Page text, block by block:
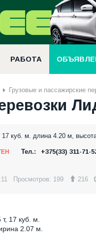
РАБОТА
Грузовые и пассажирские
17 куб. м. длина 4.20 м,
Тел.: +375(33) 311-71-
Просмотров: 199 216
17 куб. м.
2.07 м.